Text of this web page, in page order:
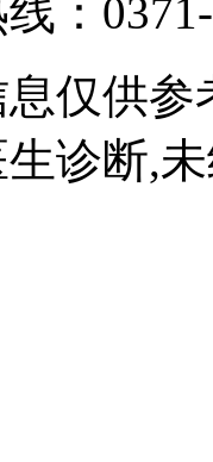
：
息仅供
诊断,